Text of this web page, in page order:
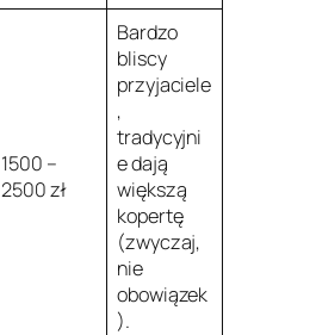
1500 –
2500 zł
Bardzo
bliscy
przyjaciele
,
tradycyjni
e dają
większą
kopertę
(zwyczaj,
nie
obowiązek
).